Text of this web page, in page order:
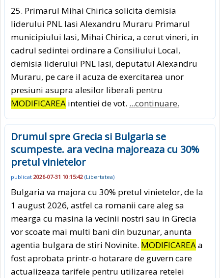
25. Primarul Mihai Chirica solicita demisia
liderului PNL Iasi Alexandru Muraru Primarul
municipiului Iasi, Mihai Chirica, a cerut vineri, in
cadrul sedintei ordinare a Consiliului Local,
demisia liderului PNL Iasi, deputatul Alexandru
Muraru, pe care il acuza de exercitarea unor
presiuni asupra alesilor liberali pentru
MODIFICAREA intentiei de vot. ...continuare.
Drumul spre Grecia si Bulgaria se
scumpeste. ara vecina majoreaza cu 30%
pretul vinietelor
publicat 2026-07-31 10:15:42 (Libertatea)
Bulgaria va majora cu 30% pretul vinietelor, de la
1 august 2026, astfel ca romanii care aleg sa
mearga cu masina la vecinii nostri sau in Grecia
vor scoate mai multi bani din buzunar, anunta
agentia bulgara de stiri Novinite. MODIFICAREAa
fost aprobata printr-o hotarare de guvern care
actualizeaza tarifele pentru utilizarea retelei